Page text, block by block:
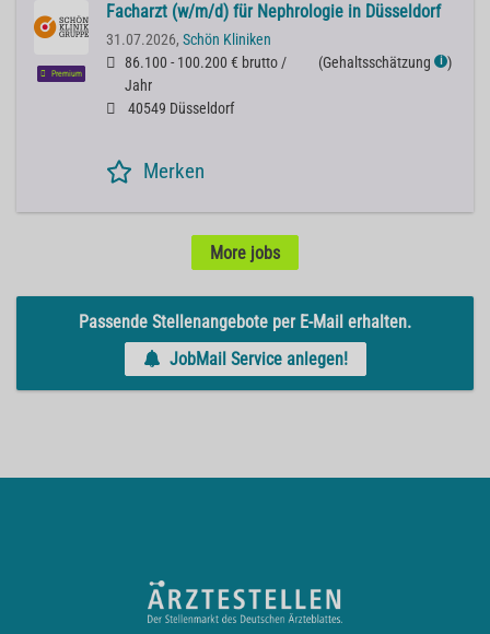
Premium
Facharzt (w/m/d) für Nephrologie in Düsseldorf
31.07.2026, Schön Kliniken
86.100 - 100.200 € brutto /
Jahr
(Gehaltsschätzung ℹ )
40549 Düsseldorf
Merken
More jobs
Passende Stellenangebote per E-Mail erhalten.
JobMail Service anlegen!